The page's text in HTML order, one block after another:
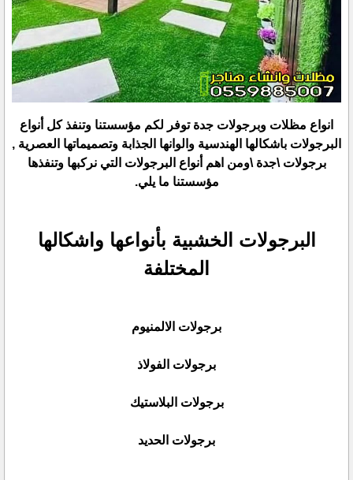
انواع مظلات وبرجولات جدة توفر لكم مؤسستنا وتنفذ كل أنواع
البرجولات باشكالها الهندسية والوانها الجذابة وتصميماتها العصرية ,
برجولات \جدة \ومن اهم أنواع البرجولات التي نركبها وتنفذها
مؤسستنا ما يلي.
البرجولات الخشبية بأنواعها واشكالها
المختلفة
برجولات الالمنيوم
برجولات الفولاذ
برجولات البلاستيك
برجولات الحديد